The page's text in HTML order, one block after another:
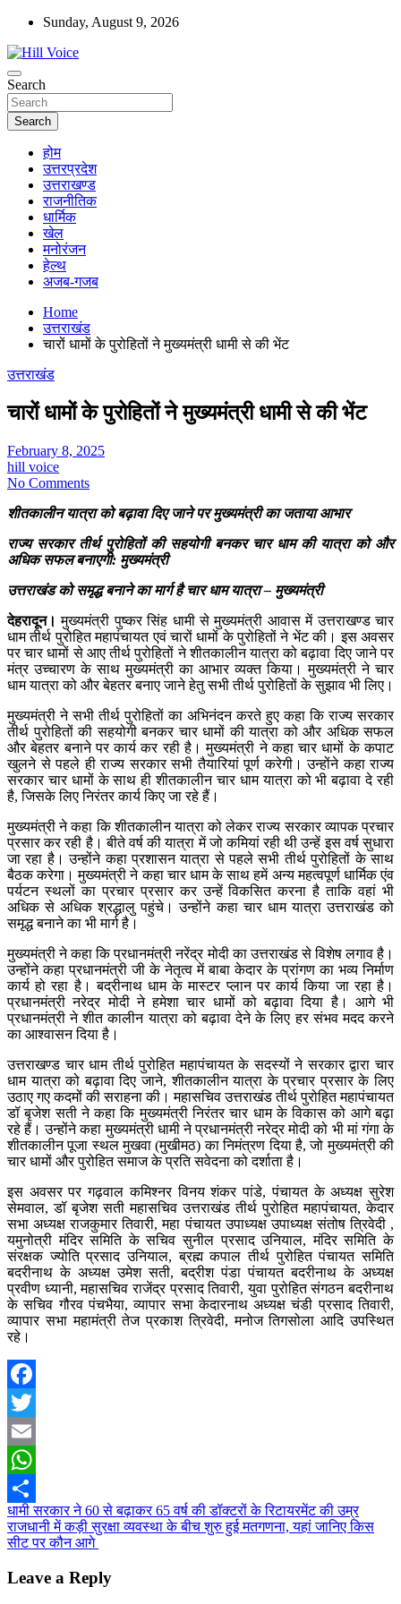
Skip
content
Sunday, August 9, 2026
Hill Voice
न्यूज़ पोर्टल
Search
Search
होम
उत्तरप्रदेश
उत्तराखण्ड
राजनीतिक
धार्मिक
खेल
मनोरंजन
हेल्थ
अजब-गजब
Home
उत्तराखंड
चारों धामों के पुरोहितों ने मुख्यमंत्री धामी से की भेंट
उत्तराखंड
चारों धामों के पुरोहितों ने मुख्यमंत्री धामी से की भेंट
February 8, 2025
hill voice
No Comments
शीतकालीन यात्रा को बढ़ावा दिए जाने पर मुख्यमंत्री का जताया आभार
राज्य सरकार तीर्थ पुरोहितों की सहयोगी बनकर चार धाम की यात्रा को और
अधिक सफल बनाएगी: मुख्यमंत्री
उत्तराखंड को समृद्ध बनाने का मार्ग है चार धाम यात्रा – मुख्यमंत्री
देहरादून। मुख्यमंत्री पुष्कर सिंह धामी से मुख्यमंत्री आवास में उत्तराखण्ड चार
धाम तीर्थ पुरोहित महापंचायत एवं चारों धामों के पुरोहितों ने भेंट की। इस अवसर
पर चार धामों से आए तीर्थ पुरोहितों ने शीतकालीन यात्रा को बढ़ावा दिए जाने पर
मंत्र उच्चारण के साथ मुख्यमंत्री का आभार व्यक्त किया। मुख्यमंत्री ने चार
धाम यात्रा को और बेहतर बनाए जाने हेतु सभी तीर्थ पुरोहितों के सुझाव भी लिए।
मुख्यमंत्री ने सभी तीर्थ पुरोहितों का अभिनंदन करते हुए कहा कि राज्य सरकार
तीर्थ पुरोहितों की सहयोगी बनकर चार धामों की यात्रा को और अधिक सफल
और बेहतर बनाने पर कार्य कर रही है। मुख्यमंत्री ने कहा चार धामों के कपाट
खुलने से पहले ही राज्य सरकार सभी तैयारियां पूर्ण करेगी। उन्होंने कहा राज्य
सरकार चार धामों के साथ ही शीतकालीन चार धाम यात्रा को भी बढ़ावा दे रही
है, जिसके लिए निरंतर कार्य किए जा रहे हैं।
मुख्यमंत्री ने कहा कि शीतकालीन यात्रा को लेकर राज्य सरकार व्यापक प्रचार
प्रसार कर रही है। बीते वर्ष की यात्रा में जो कमियां रही थी उन्हें इस वर्ष सुधारा
जा रहा है। उन्होंने कहा प्रशासन यात्रा से पहले सभी तीर्थ पुरोहितों के साथ
बैठक करेगा। मुख्यमंत्री ने कहा चार धाम के साथ हमें अन्य महत्वपूर्ण धार्मिक एंव
पर्यटन स्थलों का प्रचार प्रसार कर उन्हें विकसित करना है ताकि वहां भी
अधिक से अधिक श्रद्धालु पहुंचे। उन्होंने कहा चार धाम यात्रा उत्तराखंड को
समृद्ध बनाने का भी मार्ग है।
मुख्यमंत्री ने कहा कि प्रधानमंत्री नरेंद्र मोदी का उत्तराखंड से विशेष लगाव है।
उन्होंने कहा प्रधानमंत्री जी के नेतृत्व में बाबा केदार के प्रांगण का भव्य निर्माण
कार्य हो रहा है। बद्रीनाथ धाम के मास्टर प्लान पर कार्य किया जा रहा है।
प्रधानमंत्री नरेद्र मोदी ने हमेशा चार धामों को बढ़ावा दिया है। आगे भी
प्रधानमंत्री ने शीत कालीन यात्रा को बढ़ावा देने के लिए हर संभव मदद करने
का आश्वासन दिया है।
उत्तराखण्ड चार धाम तीर्थ पुरोहित महापंचायत के सदस्यों ने सरकार द्वारा चार
धाम यात्रा को बढ़ावा दिए जाने, शीतकालीन यात्रा के प्रचार प्रसार के लिए
उठाए गए कदमों की सराहना की। महासचिव उत्तराखंड तीर्थ पुरोहित महापंचायत
डॉ बृजेश सती ने कहा कि मुख्यमंत्री निरंतर चार धाम के विकास को आगे बढ़ा
रहे हैं। उन्होंने कहा मुख्यमंत्री धामी ने प्रधानमंत्री नरेद्र मोदी को भी मां गंगा के
शीतकालीन पूजा स्थल मुखवा (मुखीमठ) का निमंत्रण दिया है, जो मुख्यमंत्री की
चार धामों और पुरोहित समाज के प्रति सवेदना को दर्शाता है।
इस अवसर पर गढ़वाल कमिश्नर विनय शंकर पांडे, पंचायत के अध्यक्ष सुरेश
सेमवाल, डॉ बृजेश सती महासचिव उत्तराखंड तीर्थ पुरोहित महापंचायत, केदार
सभा अध्यक्ष राजकुमार तिवारी, महा पंचायत उपाध्यक्ष उपाध्यक्ष संतोष त्रिवेदी ,
यमुनोत्री मंदिर समिति के सचिव सुनील प्रसाद उनियाल, मंदिर समिति के
संरक्षक ज्योति प्रसाद उनियाल, ब्रह्म कपाल तीर्थ पुरोहित पंचायत समिति
बदरीनाथ के अध्यक्ष उमेश सती, बद्रीश पंडा पंचायत बदरीनाथ के अध्यक्ष
प्रवीण ध्यानी, महासचिव राजेंद्र प्रसाद तिवारी, युवा पुरोहित संगठन बदरीनाथ
के सचिव गौरव पंचभैया, व्यापार सभा केदारनाथ अध्यक्ष चंडी प्रसाद तिवारी,
व्यापार सभा महामंत्री तेज प्रकाश त्रिवेदी, मनोज तिगसोला आदि उपस्थित
रहे।
Facebook
Twitter
Email
WhatsApp
Share
Post
navigation
धामी सरकार ने 60 से बढ़ाकर 65 वर्ष की डॉक्टरों के रिटायरमेंट की उम्र
राजधानी में कड़ी सुरक्षा व्यवस्था के बीच शुरु हुई मतगणना, यहां जानिए किस
सीट पर कौन आगे
Leave a Reply